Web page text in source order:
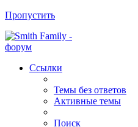
Пропустить
Ссылки
Темы без ответов
Активные темы
Поиск